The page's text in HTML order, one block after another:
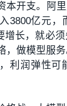
本开支。阿
3800亿元，
增长，就必
，做模型服
利润弹性可